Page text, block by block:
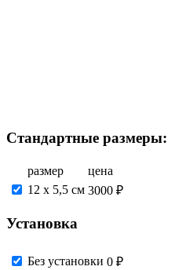
Стандартные размеры:
размер
цена
12 х 5,5 см 3000 ₽
Установка
Без установки 0 ₽